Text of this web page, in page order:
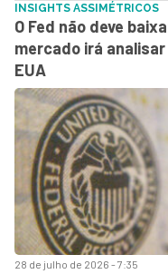
28 de julho de 2026 - 7:35
INSIGHTS ASSIMÉTRICOS
O Fed não deve
mercado irá
EUA